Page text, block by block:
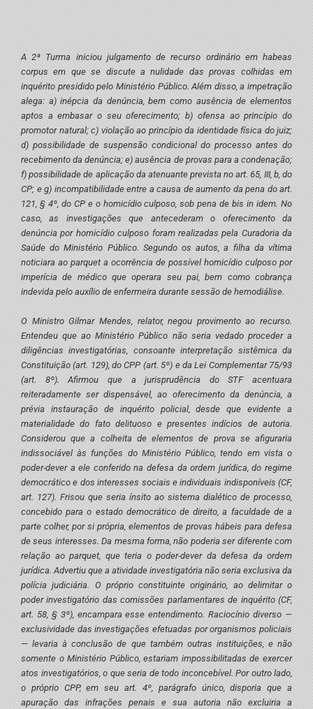
A 2ª Turma iniciou julgamento de recurso ordinário em habeas
corpus em que se discute a nulidade das provas colhidas em
inquérito presidido pelo Ministério Público. Além disso, a impetração
alega: a) inépcia da denúncia, bem como ausência de elementos
aptos a embasar o seu oferecimento; b) ofensa ao princípio do
promotor natural; c) violação ao princípio da identidade física do juiz;
d) possibilidade de suspensão condicional do processo antes do
recebimento da denúncia; e) ausência de provas para a condenação;
f) possibilidade de aplicação da atenuante prevista no art. 65, III, b, do
CP; e g) incompatibilidade entre a causa de aumento da pena do art.
121, § 4º, do CP e o homicídio culposo, sob pena de bis in idem. No
caso, as investigações que antecederam o oferecimento da
denúncia por homicídio culposo foram realizadas pela Curadoria da
Saúde do Ministério Público. Segundo os autos, a filha da vítima
noticiara ao parquet a ocorrência de possível homicídio culposo por
imperícia de médico que operara seu pai, bem como cobrança
indevida pelo auxílio de enfermeira durante sessão de hemodiálise.
O Ministro Gilmar Mendes, relator, negou provimento ao recurso.
Entendeu que ao Ministério Público não seria vedado proceder a
diligências investigatórias, consoante interpretação sistêmica da
Constituição (art. 129), do CPP (art. 5º) e da Lei Complementar 75/93
(art. 8º). Afirmou que a jurisprudência do STF acentuara
reiteradamente ser dispensável, ao oferecimento da denúncia, a
prévia instauração de inquérito policial, desde que evidente a
materialidade do fato delituoso e presentes indícios de autoria.
Considerou que a colheita de elementos de prova se afiguraria
indissociável às funções do Ministério Público, tendo em vista o
poder-dever a ele conferido na defesa da ordem jurídica, do regime
democrático e dos interesses sociais e individuais indisponíveis (CF,
art. 127). Frisou que seria ínsito ao sistema dialético de processo,
concebido para o estado democrático de direito, a faculdade de a
parte colher, por si própria, elementos de provas hábeis para defesa
de seus interesses. Da mesma forma, não poderia ser diferente com
relação ao parquet, que teria o poder-dever da defesa da ordem
jurídica. Advertiu que a atividade investigatória não seria exclusiva da
polícia judiciária. O próprio constituinte originário, ao delimitar o
poder investigatório das comissões parlamentares de inquérito (CF,
art. 58, § 3º), encampara esse entendimento. Raciocínio diverso —
exclusividade das investigações efetuadas por organismos policiais
— levaria à conclusão de que também outras instituições, e não
somente o Ministério Público, estariam impossibilitadas de exercer
atos investigatórios, o que seria de todo inconcebível. Por outro lado,
o próprio CPP, em seu art. 4º, parágrafo único, disporia que a
apuração das infrações penais e sua autoria não excluiria a